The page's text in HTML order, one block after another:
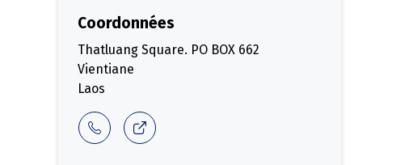
Coordonnées
Thatluang Square. PO BOX 662
Vientiane
Laos